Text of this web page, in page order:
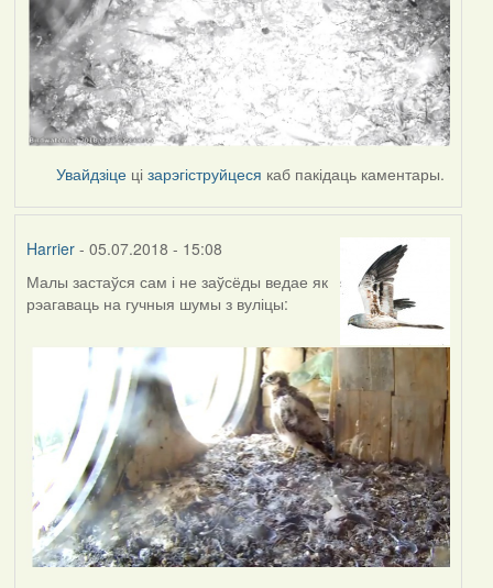
Увайдзіце цізарэгіструйцеся каб пакідаць каментары.
Harrier- 05.07.2018 - 15:08
Малы застаўся сам і не заўсёды ведае як
рэагаваць на гучныя шумы з вуліцы: